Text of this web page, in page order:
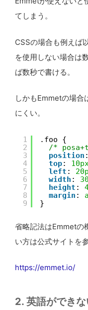
てしまう。
CSSの場合も例えば
を使用しない場合は
ば数秒で書ける。
しかもEmmetの場合
にくい。
1
2
3
4
5
6
7
8
9
.foo {
/*
position
top:
left :
width :
height :
margin :
}
省略記法はEmmetの
い方は公式サイトを
https://emmet.io/
2. 英語ができ